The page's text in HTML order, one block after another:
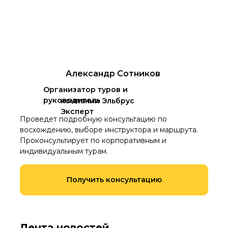
Проведет подробную консультацию по
восхождению, выборе инструктора и маршрута.
Проконсультирует по корпоративным и
индивидуальным турам.
Организатор туров и
руководитель
Александр Сотников
Получить консультацию
компании Эльбрус
Эксперт